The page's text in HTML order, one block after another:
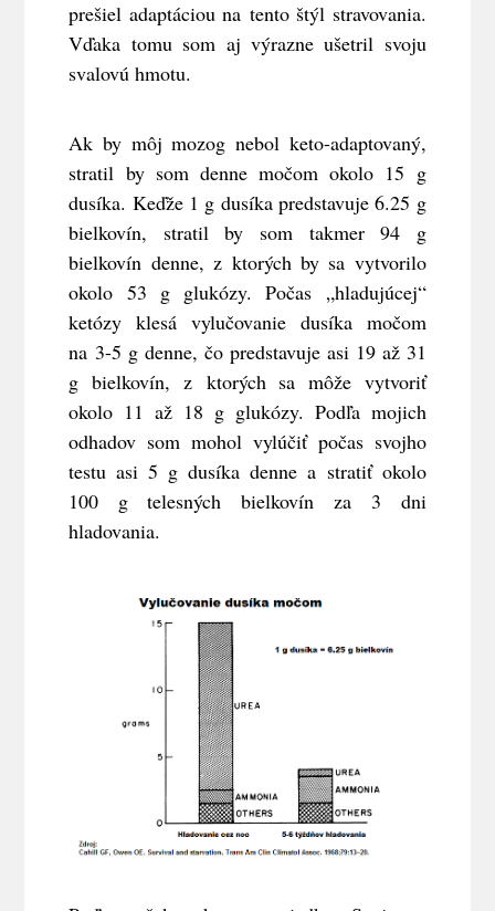
prešiel adaptáciou na tento štýl stravovania.
Vďaka tomu som aj výrazne ušetril svoju
svalovú hmotu.
Ak by môj mozog nebol keto-adaptovaný,
stratil by som denne močom okolo 15 g
dusíka. Keďže 1 g dusíka predstavuje 6.25 g
bielkovín, stratil by som takmer 94 g
bielkovín denne, z ktorých by sa vytvorilo
okolo 53 g glukózy. Počas „hladujúcej“
ketózy klesá vylučovanie dusíka močom
na 3-5 g denne, čo predstavuje asi 19 až 31
g bielkovín, z ktorých sa môže vytvoriť
okolo 11 až 18 g glukózy. Podľa mojich
odhadov som mohol vylúčiť počas svojho
testu asi 5 g dusíka denne a stratiť okolo
100 g telesných bielkovín za 3 dni
hladovania.